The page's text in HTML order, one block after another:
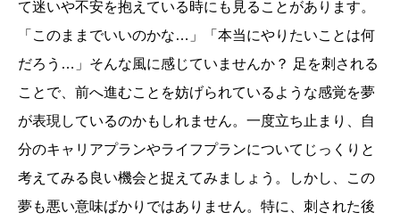
て迷いや不安を抱えている時にも見ることがあります。
「このままでいいのかな…」「本当にやりたいことは何
だろう…」そんな風に感じていませんか？ 足を刺される
ことで、前へ進むことを妨げられているような感覚を夢
が表現しているのかもしれません。一度立ち止まり、自
分のキャリアプランやライフプランについてじっくりと
考えてみる良い機会と捉えてみましょう。しかし、この
夢も悪い意味ばかりではありません。特に、刺された後